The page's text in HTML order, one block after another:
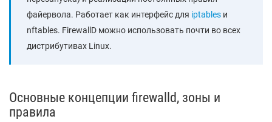
файервола. Работает как интерфейс для iptables и
nftables. FirewallD можно использовать почти во всех
дистрибутивах Linux.
Основные концепции firewalld, зоны и
правила